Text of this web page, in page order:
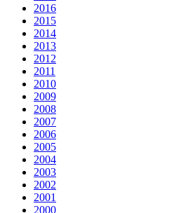
2016
2015
2014
2013
2012
2011
2010
2009
2008
2007
2006
2005
2004
2003
2002
2001
2000